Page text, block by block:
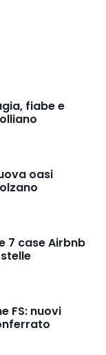
fiabe e
oasi
7 case Airbnb
FS: nuovi